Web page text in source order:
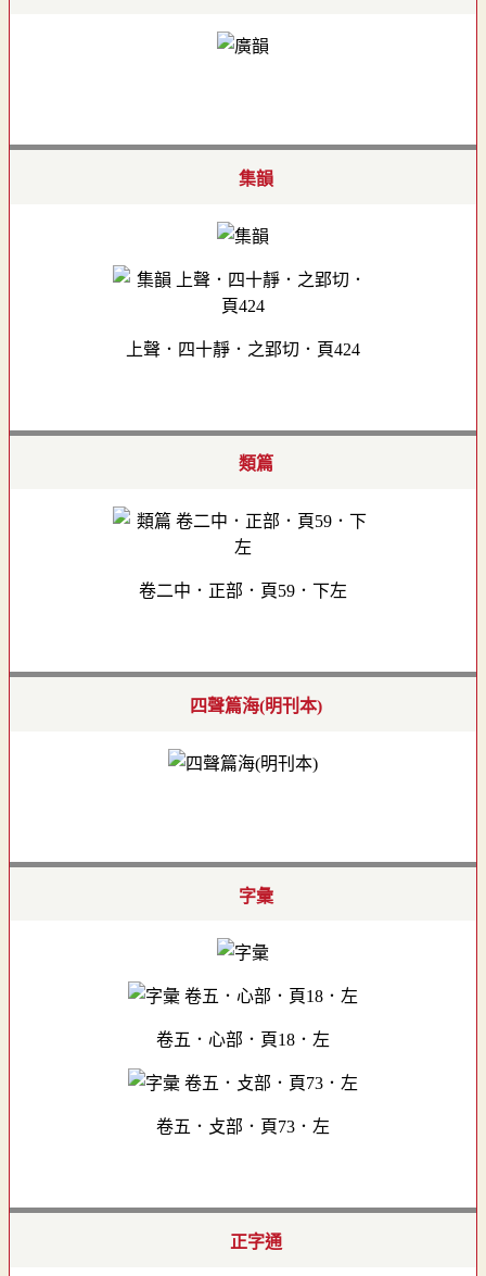
集韻
上聲．四十靜．之郢切．頁424
類篇
卷二中．正部．頁59．下左
四聲篇海(明刊本)
字彙
卷五．心部．頁18．左
卷五．攴部．頁73．左
正字通